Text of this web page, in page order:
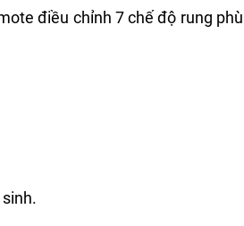
điều chỉnh 7 chế độ rung